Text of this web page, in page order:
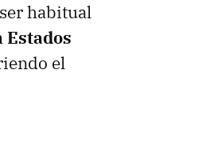
habitual
el